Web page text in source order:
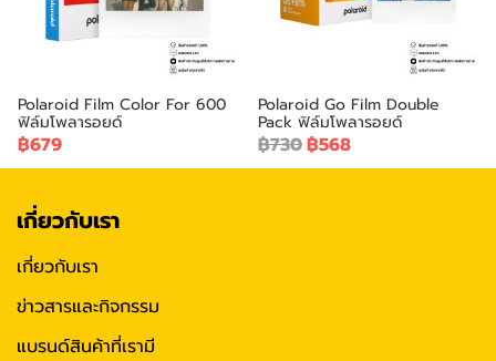
Polaroid Film Color For 600
ฟิล์มโพลารอยด์
฿679
Polaroid Go Film Double
Pack ฟิล์มโพลารอยด์
฿730฿568
เกี่ยวกับเรา
เกี่ยวกับเรา
ข่าวสารและกิจกรรม
แบรนด์สินค้าที่เรามี